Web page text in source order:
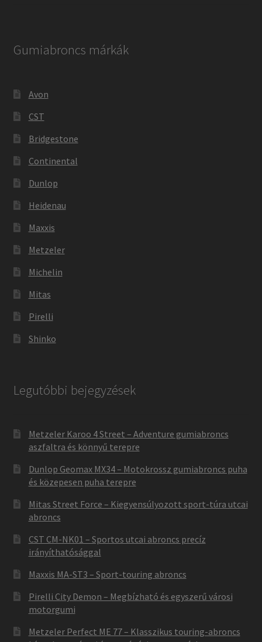
Gumiabroncs márkák
Avon
CST
Bridgestone
Continental
Dunlop
Heidenau
Maxxis
Metzeler
Michelin
Mitas
Pirelli
Shinko
Legutóbbi bejegyzések
Metzeler Karoo 4 Street – Adventure gumiabroncs
aszfaltra és könnyű terepre
Dunlop Geomax MX34 – Motokrossz gumiabroncs puha
és közepesen puha terepre
Mitas Street Force – Kiegyensúlyozott sport-túra utcai
abroncs
CST CM-NK01 – Sportos utcai abroncs precíz
irányíthatósággal
Maxxis MA-ST3 – Sport-touring abroncs
Pirelli City Demon – Megbízható és egyszerű városi
motorgumi
Metzeler Perfect ME 77 – Klasszikus touring-abroncs